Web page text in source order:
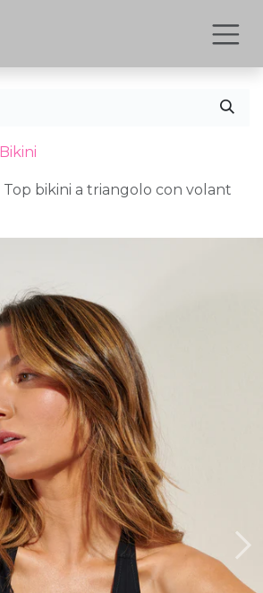
Bikini
Top bikini a triangolo con volant